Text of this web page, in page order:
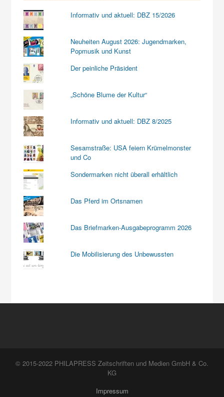
Informativ und aktuell: DBZ 15/2026
Neuheiten August 2026: Jugendmarken,
Popmusik und Kunst
Der peinliche Präsident
„Schöne Blume der Kultur“
Informativ und aktuell: DBZ 8/2025
Sesamstraße: USA feiern Krümelmonster
und Co
Sondermarken nicht überall erhältlich
Das Pferd im Ortsnamen
Das Briefmarken-Ausgabeprogramm 2026
Die Mobilisierung des Unbewussten
© 2015-2022 PHILAPRESS Zeitschriften und Medien GmbH & Co.
KG
Impressum